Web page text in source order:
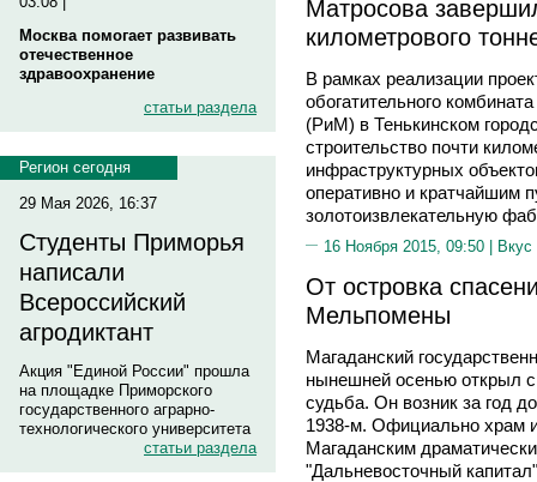
Москва помогает развивать
отечественное
здравоохранение
статьи раздела
Регион сегодня
29 Мая 2026, 16:37
Студенты Приморья
написали
Всероссийский
агродиктант
Акция "Единой России" прошла
на площадке Приморского
государственного аграрно-
технологического университета
статьи раздела
Матросова
километрового
В рамках реализации
обогатительного
(РиМ) в Тенькинском
строительство почти
инфраструктурных
оперативно и кратчайшим
золотоизвлекательную
16 Ноября 2015, 09:50 | Вкус
От островка
Мельпомены
Магаданский
нынешней осенью открыл
судьба. Он возник за год
1938-м. Официально храм
Магаданским
"Дальневосточный